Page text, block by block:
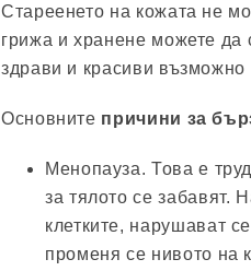
Стареенето на кожата не
грижа и хранене можете да
здрави и красиви възможно
Основните причини за
Менопауза. Това е
за тялото се забавят.
клетките, нарушават
променя се нивото на